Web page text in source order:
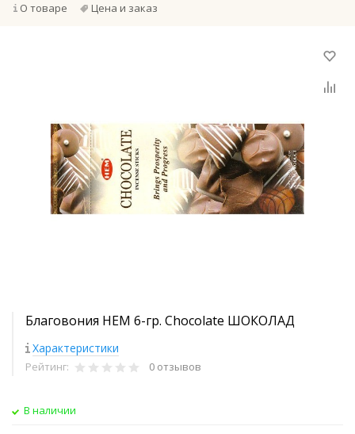
О товаре Цена и заказ
Благовония HEM 6-гр. Chocolate ШОКОЛАД
Характеристики
Рейтинг: 0 отзывов
В наличии